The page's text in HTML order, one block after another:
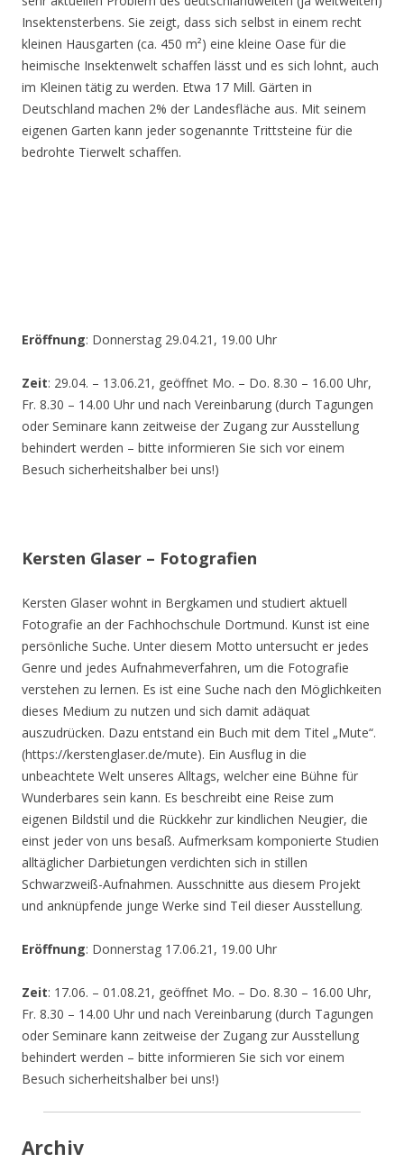
Insektensterbens. Sie zeigt, dass sich selbst in einem recht
kleinen Hausgarten (ca. 450 m²) eine kleine Oase für die
heimische Insektenwelt schaffen lässt und es sich lohnt, auch
im Kleinen tätig zu werden. Etwa 17 Mill. Gärten in
Deutschland machen 2% der Landesfläche aus. Mit seinem
eigenen Garten kann jeder sogenannte Trittsteine für die
bedrohte Tierwelt schaffen.
Eröffnung: Donnerstag 29.04.21, 19.00 Uhr
Zeit: 29.04. – 13.06.21, geöffnet Mo. – Do. 8.30 – 16.00 Uhr,
Fr. 8.30 – 14.00 Uhr und nach Vereinbarung (durch Tagungen
oder Seminare kann zeitweise der Zugang zur Ausstellung
behindert werden – bitte informieren Sie sich vor einem
Besuch sicherheitshalber bei uns!)
Kersten Glaser – Fotografien
Kersten Glaser wohnt in Bergkamen und studiert aktuell
Fotografie an der Fachhochschule Dortmund. Kunst ist eine
persönliche Suche. Unter diesem Motto untersucht er jedes
Genre und jedes Aufnahmeverfahren, um die Fotografie
verstehen zu lernen. Es ist eine Suche nach den Möglichkeiten
dieses Medium zu nutzen und sich damit adäquat
auszudrücken. Dazu entstand ein Buch mit dem Titel „Mute“.
(https://kerstenglaser.de/mute). Ein Ausflug in die
unbeachtete Welt unseres Alltags, welcher eine Bühne für
Wunderbares sein kann. Es beschreibt eine Reise zum
eigenen Bildstil und die Rückkehr zur kindlichen Neugier, die
einst jeder von uns besaß. Aufmerksam komponierte Studien
alltäglicher Darbietungen verdichten sich in stillen
Schwarzweiß-Aufnahmen. Ausschnitte aus diesem Projekt
und anknüpfende junge Werke sind Teil dieser Ausstellung.
Eröffnung: Donnerstag 17.06.21, 19.00 Uhr
Zeit: 17.06. – 01.08.21, geöffnet Mo. – Do. 8.30 – 16.00 Uhr,
Fr. 8.30 – 14.00 Uhr und nach Vereinbarung (durch Tagungen
oder Seminare kann zeitweise der Zugang zur Ausstellung
behindert werden – bitte informieren Sie sich vor einem
Besuch sicherheitshalber bei uns!)
Archiv